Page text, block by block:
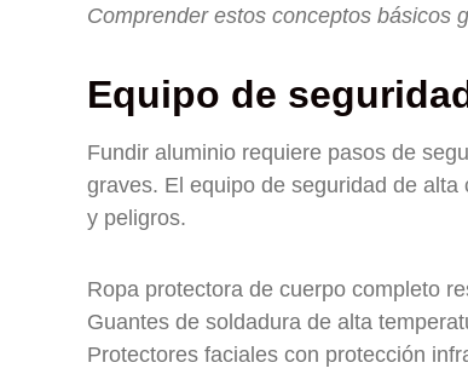
Comprender estos conceptos básicos
Equipo de
Fundir aluminio requiere pasos de
graves. El equipo de seguridad de
y peligros.
Ropa protectora de cuerpo completo
Guantes de soldadura de alta
Protectores faciales con protección